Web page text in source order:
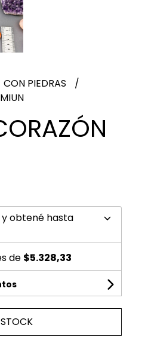
CON PIEDRAS
obtené hasta
de $5.328,33